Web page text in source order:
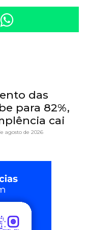
das
para 82%,
cai
agosto de 2026